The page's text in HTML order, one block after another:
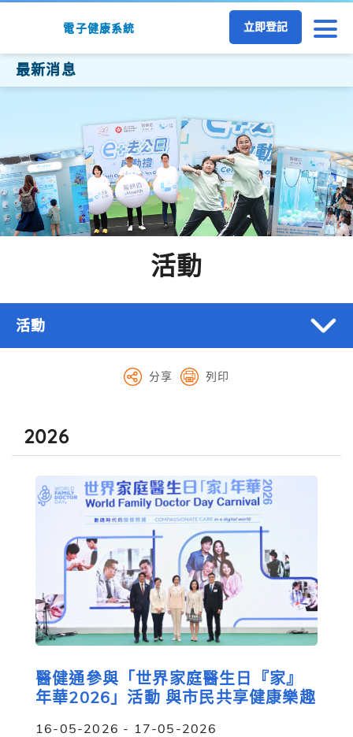
電子健康系統 立即登記
最新消息
活動
活動
分享 列印
2026
醫健通參與「世界家庭醫生日『家』
年華2026」活動 與市民共享健康樂趣
16-05-2026 - 17-05-2026